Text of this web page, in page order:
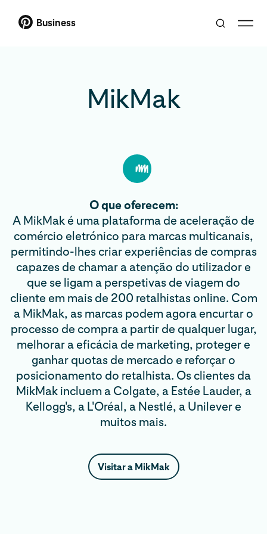
Business
MikMak
O que oferecem:
A MikMak é uma plataforma de aceleração de
comércio eletrónico para marcas multicanais,
permitindo-lhes criar experiências de compras
capazes de chamar a atenção do utilizador e
que se ligam a perspetivas de viagem do
cliente em mais de 200 retalhistas online. Com
a MikMak, as marcas podem agora encurtar o
processo de compra a partir de qualquer lugar,
melhorar a eficácia de marketing, proteger e
ganhar quotas de mercado e reforçar o
posicionamento do retalhista. Os clientes da
MikMak incluem a Colgate, a Estée Lauder, a
Kellogg's, a L'Oréal, a Nestlé, a Unilever e
muitos mais.
Visitar a MikMak